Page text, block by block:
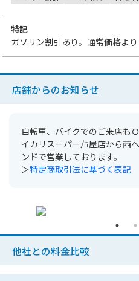
特記
ガソリン割引あり。通常価格よ
店舗からのお知らせ
自転車、バイクでのご来店も
イカリスーパー芦屋店から西
ンドで営業しております。
＞特定商取引法に基づく表記
他社との料金比較